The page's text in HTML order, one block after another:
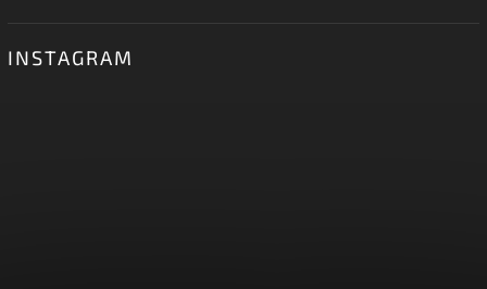
INSTAGRAM